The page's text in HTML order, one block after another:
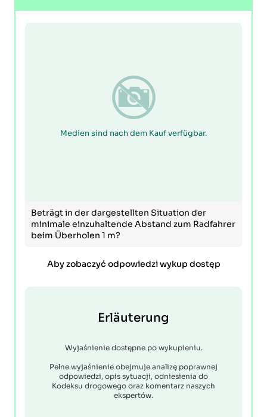
Medien sind nach dem Kauf verfügbar.
Beträgt in der dargestellten Situation der
minimale einzuhaltende Abstand zum Radfahrer
beim Überholen 1 m?
Aby zobaczyć odpowiedzi wykup dostęp
Erläuterung
Wyjaśnienie dostępne po wykupieniu.
Pełne wyjaśnienie obejmuje analizę poprawnej
odpowiedzi, opis sytuacji, odniesienia do
Kodeksu drogowego oraz komentarz naszych
ekspertów.